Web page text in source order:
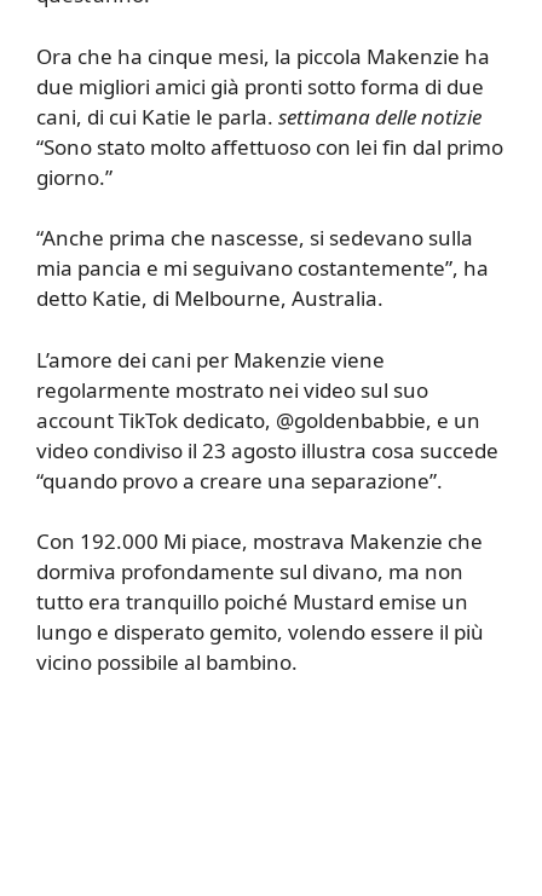
Ora che ha cinque mesi, la piccola Makenzie ha
due migliori amici già pronti sotto forma di due
cani, di cui Katie le parla. settimana delle notizie
“Sono stato molto affettuoso con lei fin dal primo
giorno.”
“Anche prima che nascesse, si sedevano sulla
mia pancia e mi seguivano costantemente”, ha
detto Katie, di Melbourne, Australia.
L’amore dei cani per Makenzie viene
regolarmente mostrato nei video sul suo
account TikTok dedicato, @goldenbabbie, e un
video condiviso il 23 agosto illustra cosa succede
“quando provo a creare una separazione”.
Con 192.000 Mi piace, mostrava Makenzie che
dormiva profondamente sul divano, ma non
tutto era tranquillo poiché Mustard emise un
lungo e disperato gemito, volendo essere il più
vicino possibile al bambino.